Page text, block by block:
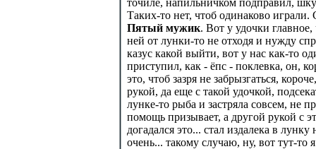
точиле, напильничком подправил,
Таких-то нет, чтоб одинаково
Пятый мужик. Вот у удочки
ней от лунки-то не отходя и нужду
казус какой выйти, вот у нас как-то
приступил, как - ёпс - поклевка, он,
это, чтоб зазря не забрызгаться,
рукой, да еще с такой удочкой,
лунке-то рыба и застряла совсем, не
помощь призывает, а другой рукой с
догадался это... стал издалека в
очень... такому случаю, ну, вот тут-то